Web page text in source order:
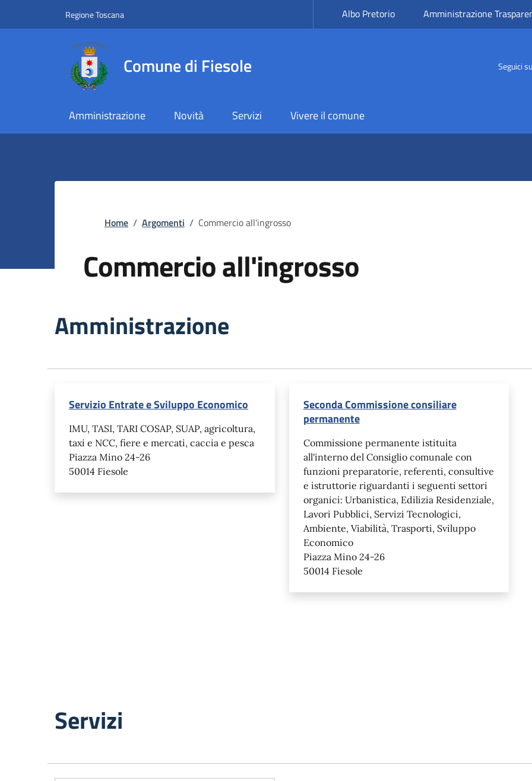
Regione ToscanaSlim top Albo Pretorio Amministrazione
Comune di Fiesole Seguici su
Amministrazione Novità Servizi Vivere il comune
Briciole di pane
Home / Argomenti / Commercio all'ingrosso
Commercio all'ingrosso
Amministrazione
Servizio Entrate e Sviluppo Economico
IMU, TASI, TARI COSAP, SUAP, agricoltura,
taxi e NCC, fiere e mercati, caccia e pesca
Piazza Mino 24-26
50014 Fiesole
Seconda Commissione consiliare
permanente
Commissione permanente istituita
all'interno del Consiglio comunale con
funzioni preparatorie, referenti, consultive
e istruttorie riguardanti i seguenti settori
organici: Urbanistica, Edilizia Residenziale,
Lavori Pubblici, Servizi Tecnologici,
Ambiente, Viabilità, Trasporti, Sviluppo
Economico
Piazza Mino 24-26
50014 Fiesole
Servizi